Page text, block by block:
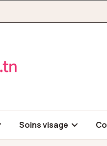
Soins visage